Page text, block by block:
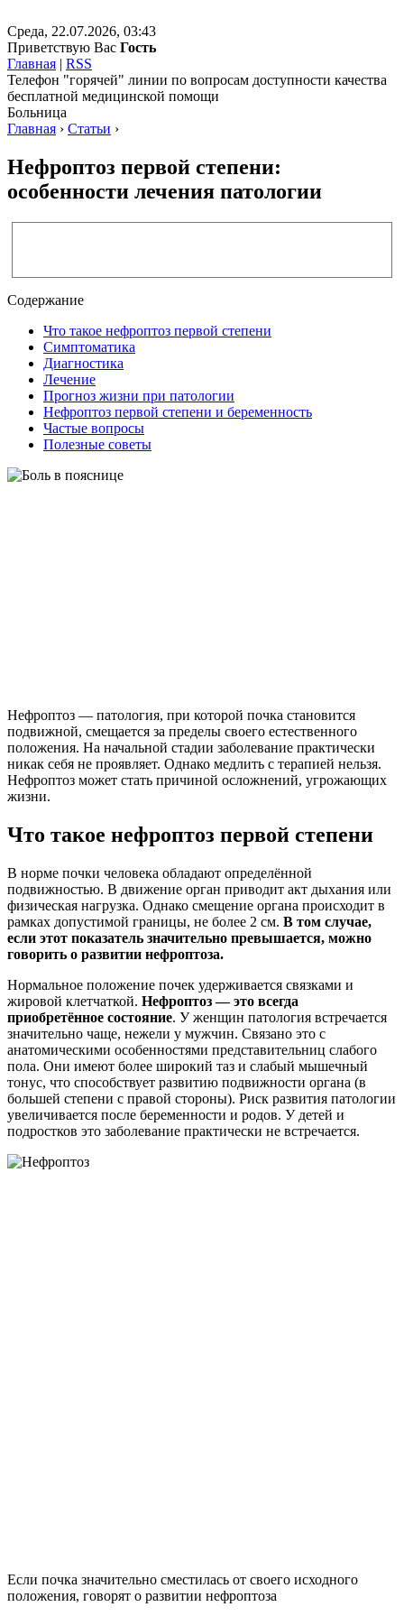
Среда, 22.07.2026, 03:43
Приветствую Вас Гость
Главная | RSS
Телефон "горячей" линии по вопросам доступности качества
бесплатной медицинской помощи
Больница
Главная › Статьи ›
Нефроптоз первой степени:
особенности лечения патологии
Содержание
Что такое нефроптоз первой степени
Симптоматика
Диагностика
Лечение
Прогноз жизни при патологии
Нефроптоз первой степени и беременность
Частые вопросы
Полезные советы
Нефроптоз — патология, при которой почка становится
подвижной, смещается за пределы своего естественного
положения. На начальной стадии заболевание практически
никак себя не проявляет. Однако медлить с терапией нельзя.
Нефроптоз может стать причиной осложнений, угрожающих
жизни.
Что такое нефроптоз первой степени
В норме почки человека обладают определённой
подвижностью. В движение орган приводит акт дыхания или
физическая нагрузка. Однако смещение органа происходит в
рамках допустимой границы, не более 2 см. В том случае,
если этот показатель значительно превышается, можно
говорить о развитии нефроптоза.
Нормальное положение почек удерживается связками и
жировой клетчаткой. Нефроптоз — это всегда
приобретённое состояние. У женщин патология встречается
значительно чаще, нежели у мужчин. Связано это с
анатомическими особенностями представительниц слабого
пола. Они имеют более широкий таз и слабый мышечный
тонус, что способствует развитию подвижности органа (в
большей степени с правой стороны). Риск развития патологии
увеличивается после беременности и родов. У детей и
подростков это заболевание практически не встречается.
Если почка значительно сместилась от своего исходного
положения, говорят о развитии нефроптоза